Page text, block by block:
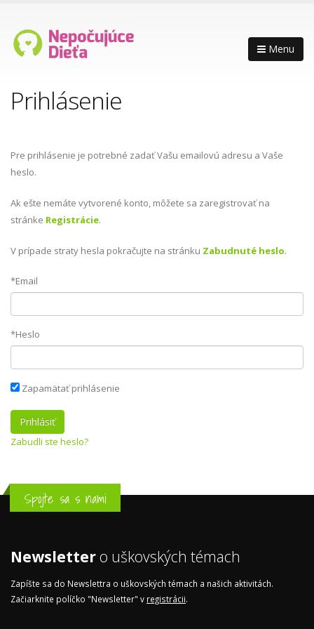
Menu
Prihlásenie
Pre prihlásenie je potrebné zadať Vašu emailovú adresu a Vaše
heslo.
Ak ešte nemáte vytvorené konto, môžete sa zaregistrovať na
stránke Registrácie.
V prípade straty hesla pokračujte na stránku Zabudnuté heslo.
*Email
*Heslo
Zapamätať prihlásenie
Zabudli ste heslo?
Spojte sa s nami
Newsletter o uškovských témach
Zapíšte sa do Newslettra o uškovských témach a našich aktivitách.
Začiarknite políčko "Newsletter" v registrácii.